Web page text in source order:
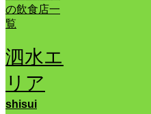
の飲食店一
覧
泗水エ
リア
shisui